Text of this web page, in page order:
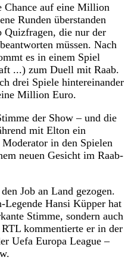
Chance auf eine Million
Runden überstanden
Quizfragen, die nur der
müssen. Nach
es in einem Spiel
...) zum Duell mit Raab.
drei Spiele hintereinander
Million Euro.
der Show – und die
mit Elton ein
in den Spielen
neuen Gesicht im Raab-
Job an Land gezogen.
Legende Hansi Küpper hat
Stimme, sondern auch
kommentierte er in der
Uefa Europa League –